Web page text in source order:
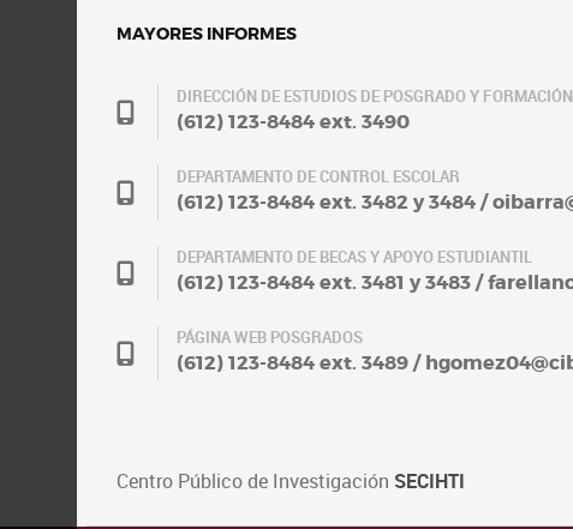
MAYORES INFORMES
DIRECCIÓN DE ESTUDIOS DE POSGRADO Y
(612) 123-8484 ext. 3490
DEPARTAMENTO DE CONTROL ESCOLAR
(612) 123-8484 ext. 3482 y 3484 /
DEPARTAMENTO DE BECAS Y APOYO ESTUDIANTIL
(612) 123-8484 ext. 3481 y 3483 /
PÁGINA WEB POSGRADOS
(612) 123-8484 ext. 3489 /
Centro Público de Investigación SECIHTI